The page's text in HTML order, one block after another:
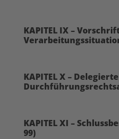
KAPITEL IX –
KAPITEL X –
KAPITEL XI –
99)